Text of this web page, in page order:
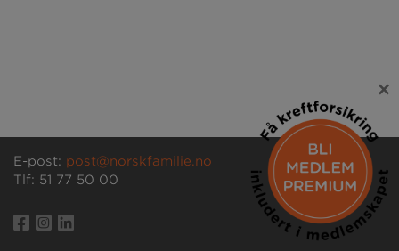
E-post: post@norskfamilie.no
Tlf: 51 77 50 00
×